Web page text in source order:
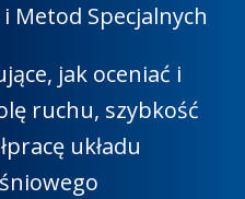
Metod Specjalnych
jak oceniać i
ruchu, szybkość
układu